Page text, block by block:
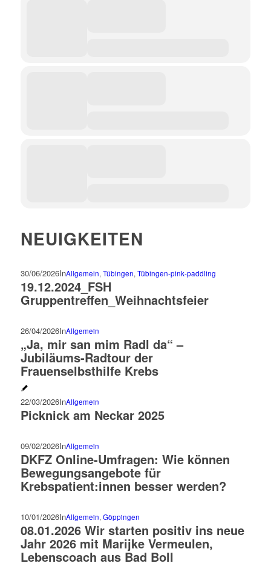
NEUIGKEITEN
30/06/2026InAllgemein, Tübingen, Tübingen-pink-paddling
19.12.2024_FSH
Gruppentreffen_Weihnachtsfeier
26/04/2026InAllgemein
„Ja, mir san mim Radl da“ –
Jubiläums-Radtour der
Frauenselbsthilfe Krebs
22/03/2026InAllgemein
Picknick am Neckar 2025
09/02/2026InAllgemein
DKFZ Online-Umfragen: Wie können
Bewegungsangebote für
Krebspatient:innen besser werden?
10/01/2026InAllgemein, Göppingen
08.01.2026 Wir starten positiv ins neue
Jahr 2026 mit Marijke Vermeulen,
Lebenscoach aus Bad Boll